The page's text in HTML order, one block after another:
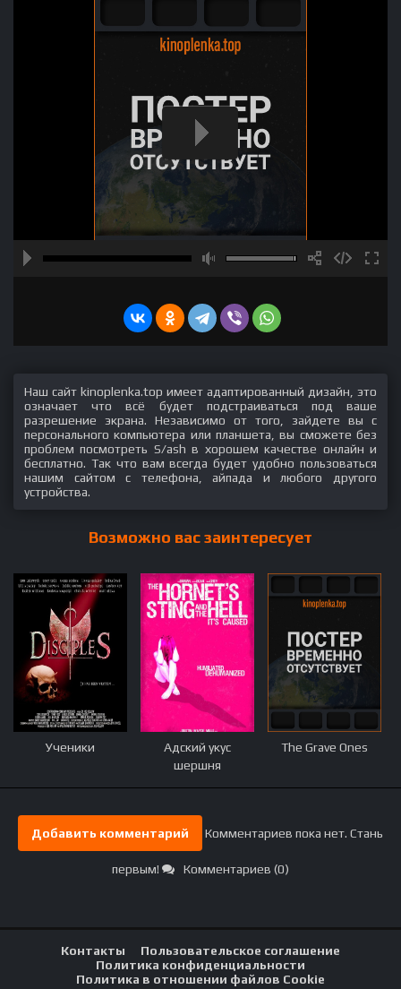
Наш сайт kinoplenka.top имеет адаптированный дизайн, это
означает что всё будет подстраиваться под ваше
разрешение экрана. Независимо от того, зайдете вы с
персонального компьютера или планшета, вы сможете без
проблем посмотреть S/ash в хорошем качестве онлайн и
бесплатно. Так что вам всегда будет удобно пользоваться
нашим сайтом с телефона, айпада и любого другого
устройства.
Возможно вас заинтересует
Ученики
Адский укус
шершня
The Grave Ones
Добавить комментарий Комментариев пока нет. Стань
первым! Комментариев (0)
Контакты
Пользовательское соглашение
Политика конфиденциальности
Политика в отношении файлов Cookie